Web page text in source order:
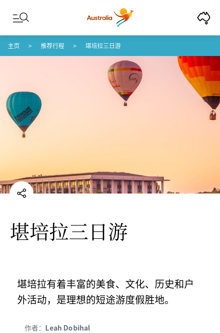
Skip to content
Skip to footer navigation
主页 推荐行程 堪培拉三日游
堪培拉三日游
堪培拉有着丰富的美食、文化、历史和户
外活动，是理想的短途游度假胜地。
作者： Leah Dobihal